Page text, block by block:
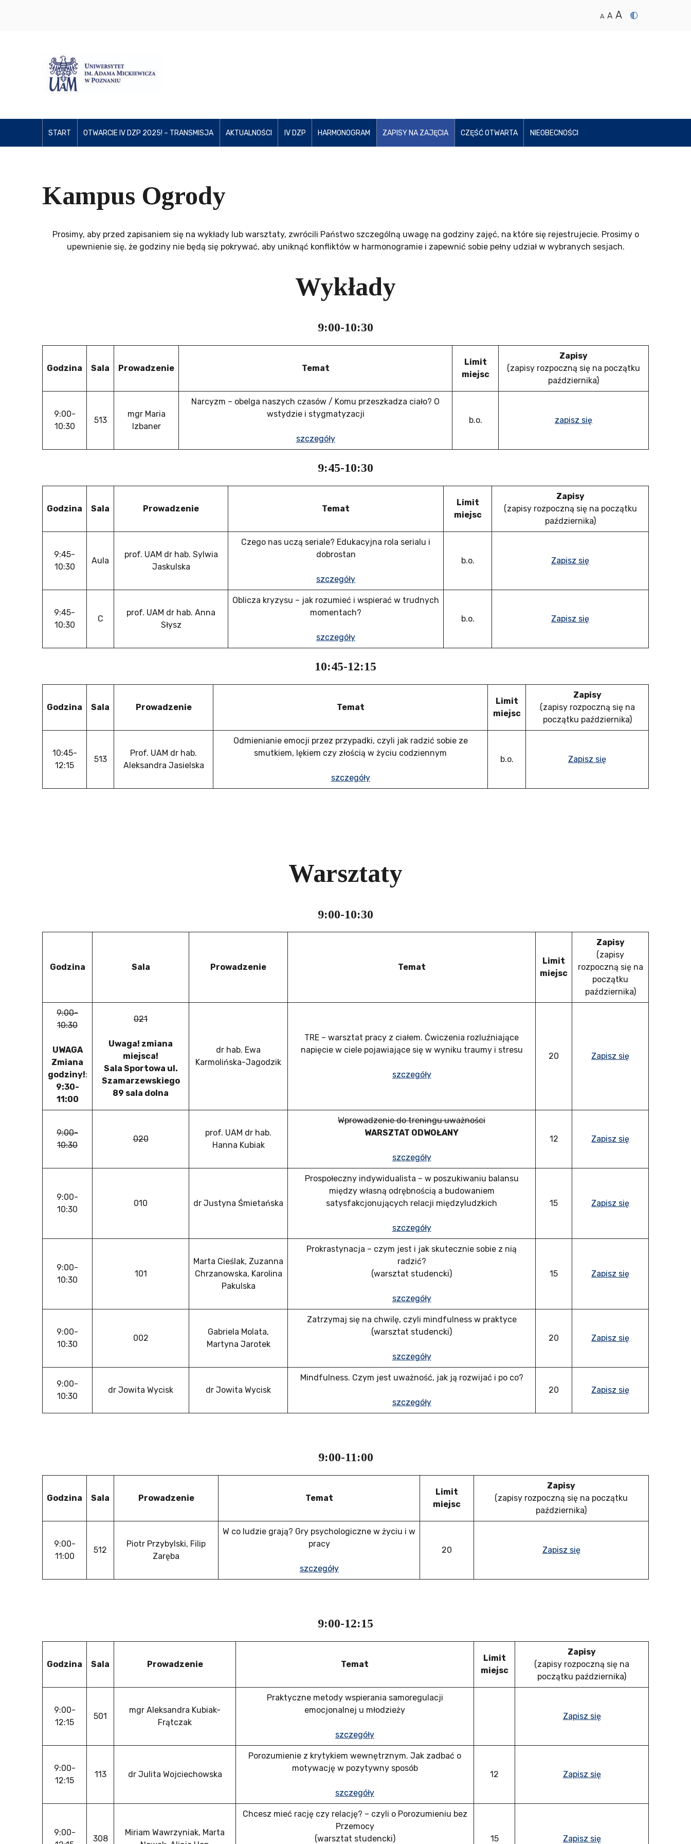
A A A
START OTWARCIE IV DZP 2025! – TRANSMISJA AKTUALNOŚCI IV DZP HARMONOGRAM ZAPISY NA ZAJĘCIA CZĘŚĆ OTWARTA NIEOBECNOŚCI
Kampus Ogrody
Prosimy, aby przed zapisaniem się na wykłady lub warsztaty, zwrócili Państwo szczególną uwagę na godziny zajęć, na które się rejestrujecie. Prosimy o
upewnienie się, że godziny nie będą się pokrywać, aby uniknąć konfliktów w harmonogramie i zapewnić sobie pełny udział w wybranych sesjach.
Wykłady
9:00-10:30
Godzina Sala Prowadzenie Temat
Limit
miejsc
Zapisy
(zapisy rozpoczną się na początku
października)
9:00-
10:30
513
mgr Maria
Izbaner
Narcyzm – obelga naszych czasów / Komu przeszkadza ciało? O
wstydzie i stygmatyzacji
szczegóły
b.o. zapisz się
9:45-10:30
Godzina Sala Prowadzenie Temat
Limit
miejsc
Zapisy
(zapisy rozpoczną się na początku
października)
9:45-
10:30
Aula
prof. UAM dr hab. Sylwia
Jaskulska
Czego nas uczą seriale? Edukacyjna rola serialu i
dobrostan
szczegóły
b.o. Zapisz się
9:45-
10:30
C
prof. UAM dr hab. Anna
Słysz
Oblicza kryzysu – jak rozumieć i wspierać w trudnych
momentach?
szczegóły
b.o. Zapisz się
10:45-12:15
Godzina Sala Prowadzenie Temat
Limit
miejsc
Zapisy
(zapisy rozpoczną się na
początku października)
10:45-
12:15
513
Prof. UAM dr hab.
Aleksandra Jasielska
Odmienianie emocji przez przypadki, czyli jak radzić sobie ze
smutkiem, lękiem czy złością w życiu codziennym
szczegóły
b.o. Zapisz się
Warsztaty
9:00-10:30
Godzina Sala Prowadzenie Temat
Limit
miejsc
Zapisy
(zapisy
rozpoczną się na
początku
października)
9:00-
10:30
UWAGA
Zmiana
godziny!:
9:30-
11:00
021
Uwaga! zmiana
miejsca!
Sala Sportowa ul.
Szamarzewskiego
89 sala dolna
dr hab. Ewa
Karmolińska-Jagodzik
TRE – warsztat pracy z ciałem. Ćwiczenia rozluźniające
napięcie w ciele pojawiające się w wyniku traumy i stresu
szczegóły
20 Zapisz się
9:00-
10:30
020
prof. UAM dr hab.
Hanna Kubiak
Wprowadzenie do treningu uważności
WARSZTAT ODWOŁANY
szczegóły
12 Zapisz się
9:00-
10:30
010 dr Justyna Śmietańska
Prospołeczny indywidualista – w poszukiwaniu balansu
między własną odrębnością a budowaniem
satysfakcjonujących relacji międzyludzkich
szczegóły
15 Zapisz się
9:00-
10:30
101
Marta Cieślak, Zuzanna
Chrzanowska, Karolina
Pakulska
Prokrastynacja – czym jest i jak skutecznie sobie z nią
radzić?
(warsztat studencki)
szczegóły
15 Zapisz się
9:00-
10:30
002
Gabriela Molata,
Martyna Jarotek
Zatrzymaj się na chwilę, czyli mindfulness w praktyce
(warsztat studencki)
szczegóły
20 Zapisz się
9:00-
10:30
dr Jowita Wycisk dr Jowita Wycisk
Mindfulness. Czym jest uważność, jak ją rozwijać i po co?
szczegóły
20 Zapisz się
9:00-11:00
Godzina Sala Prowadzenie Temat
Limit
miejsc
Zapisy
(zapisy rozpoczną się na początku
października)
9:00-
11:00
512
Piotr Przybylski, Filip
Zaręba
W co ludzie grają? Gry psychologiczne w życiu i w
pracy
szczegóły
20 Zapisz się
9:00-12:15
Godzina Sala Prowadzenie Temat
Limit
miejsc
Zapisy
(zapisy rozpoczną się na
początku października)
9:00-
12:15
501
mgr Aleksandra Kubiak-
Frątczak
Praktyczne metody wspierania samoregulacji
emocjonalnej u młodzieży
szczegóły
Zapisz się
9:00-
12:15
113 dr Julita Wojciechowska
Porozumienie z krytykiem wewnętrznym. Jak zadbać o
motywację w pozytywny sposób
szczegóły
12 Zapisz się
9:00-
308
Miriam Wawrzyniak, Marta
Chcesz mieć rację czy relację? – czyli o Porozumieniu bez
Przemocy
(warsztat studencki)
15 Zapisz się